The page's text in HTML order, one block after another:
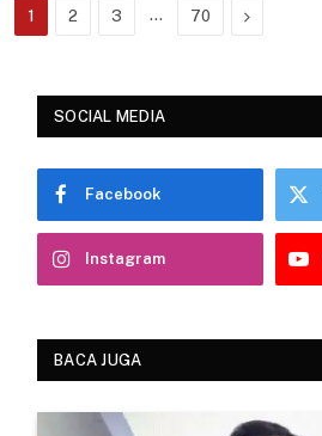
1 2 3 … 70 Next
SOCIAL MEDIA
Facebook
Instagram
BACA JUGA